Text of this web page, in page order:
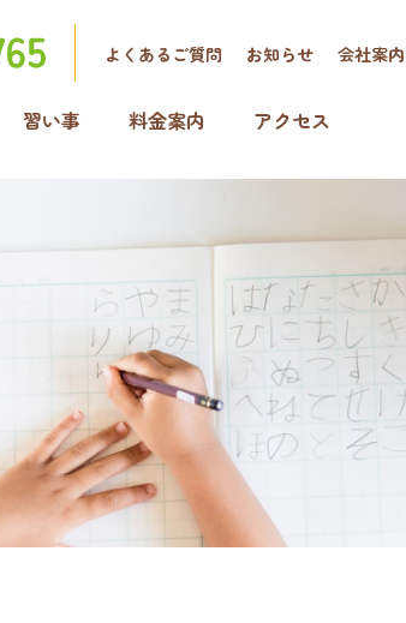
よくあるご質問 お知らせ 会社案内
習い事 料金案内 アクセス